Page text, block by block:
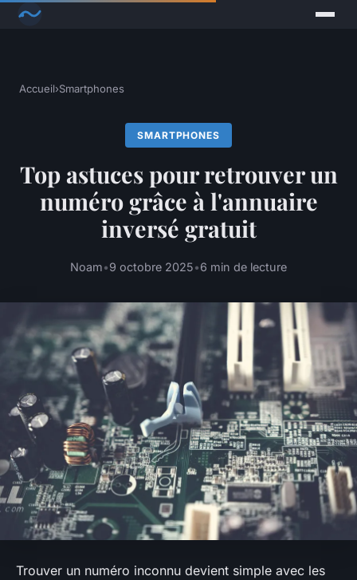
Accueil›Smartphones
SMARTPHONES
Top astuces pour retrouver un
numéro grâce à l'annuaire
inversé gratuit
Noam•9 octobre 2025•6 min de lecture
Trouver un numéro inconnu devient simple avec les